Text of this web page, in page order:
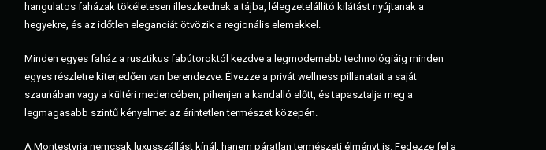
hangulatos faházak tökéletesen illeszkednek a tájba, lélegzetelállító kilátást nyújtanak a
hegyekre, és az időtlen eleganciát ötvözik a regionális elemekkel.
Minden egyes faház a rusztikus fabútoroktól kezdve a legmodernebb technológiáig minden
egyes részletre kiterjedően van berendezve. Élvezze a privát wellness pillanatait a saját
szaunában vagy a kültéri medencében, pihenjen a kandalló előtt, és tapasztalja meg a
legmagasabb szintű kényelmet az érintetlen természet közepén.
A Montestyria nemcsak luxusszállást kínál, hanem páratlan természeti élményt is. Fedezze fel a